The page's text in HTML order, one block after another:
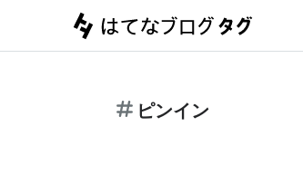
ピンイン